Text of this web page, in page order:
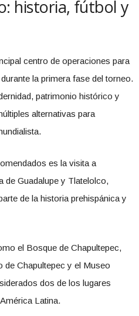
historia, fútbol y
centro de operaciones para
la primera fase del torneo.
patrimonio histórico y
alternativas para
es la visita a
de Guadalupe y Tlatelolco,
de la historia prehispánica y
el Bosque de Chapultepec,
de Chapultepec y el Museo
dos de los lugares
Latina.